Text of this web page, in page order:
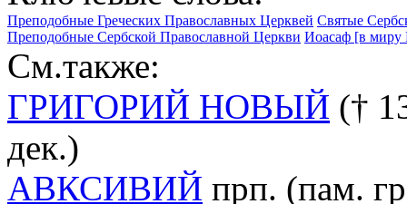
Преподобные Греческих Православных Церквей Святые
Преподобные Сербской Православной Церкви Иоасаф [в миру
См.также:
ГРИГОРИЙ НОВЫЙ (†
дек.)
АВКСИВИЙ прп. (пам.